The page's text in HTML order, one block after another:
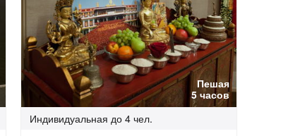
Пешая
5 часов
Индивидуальная до 4 чел.